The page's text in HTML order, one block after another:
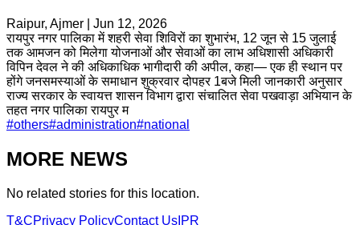
Raipur, Ajmer
Jun 12, 2026
रायपुर नगर पालिका में शहरी सेवा शिविरों का शुभारंभ, 12 जून से 15 जुलाई
तक आमजन को मिलेगा योजनाओं और सेवाओं का लाभ अधिशासी अधिकारी
विपिन देवल ने की अधिकाधिक भागीदारी की अपील, कहा— एक ही स्थान पर
होंगे जनसमस्याओं के समाधान शुक्रवार दोपहर 1बजे मिली जानकारी अनुसार
राज्य सरकार के स्वायत्त शासन विभाग द्वारा संचालित सेवा पखवाड़ा अभियान के
तहत नगर पालिका रायपुर म
#others#administration#national
MORE NEWS
No related stories for this location.
T&CPrivacy PolicyContact Us IPR